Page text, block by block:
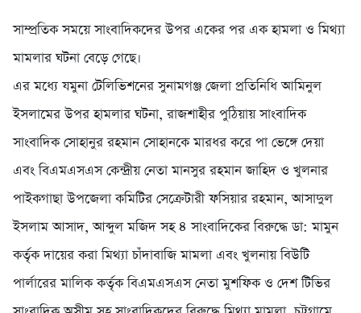
সাম্প্রতিক সময়ে সাংবাদিকদের উপর একের পর এক হামলা ও মিথ্যা
মামলার ঘটনা বেড়ে গেছে।
এর মধ্যে যমুনা টেলিভিশনের সুনামগঞ্জ জেলা প্রতিনিধি আমিনুল
ইসলামের উপর হামলার ঘটনা, রাজশাহীর পুঠিয়ায় সাংবাদিক
সাংবাদিক সোহানুর রহমান সোহানকে মারধর করে পা ভেঙ্গে দেয়া
এবং বিএমএসএস কেন্দ্রীয় নেতা মানসুর রহমান জাহিদ ও খুলনার
পাইকগাছা উপজেলা কমিটির সেক্রেটারী ফসিয়ার রহমান, আসাদুল
ইসলাম আসাদ, আব্দুল মজিদ সহ ৪ সাংবাদিকের বিরুদ্ধে ডা: মামুন
কর্তৃক দায়ের করা মিথ্যা চাঁদাবাজি মামলা এবং খুলনায় বিউটি
পার্লারের মালিক কর্তৃক বিএমএসএস নেতা মুশফিক ও দেশ টিভির